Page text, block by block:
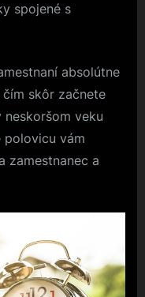
spojené s
absolútne
skôr začnete
veku
polovicu vám
zamestnanec a